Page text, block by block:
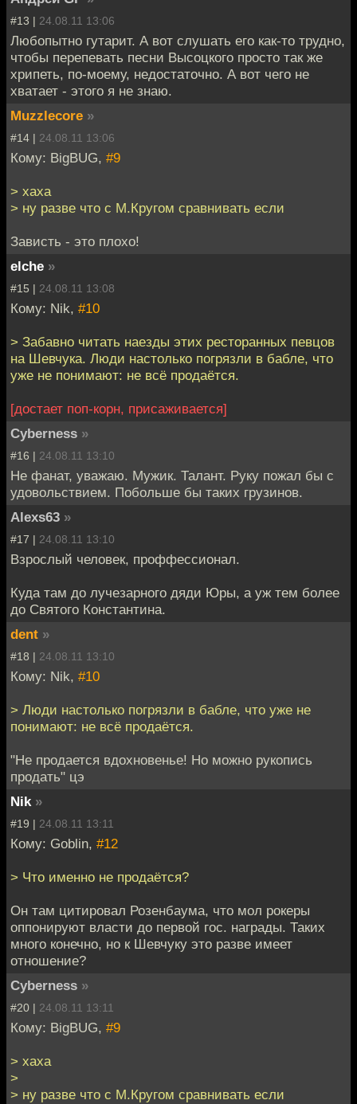
#13 | 24.08.11 13:06
Любопытно гутарит. А вот слушать его как-то трудно,
чтобы перепевать песни Высоцкого просто так же
хрипеть, по-моему, недостаточно. А вот чего не
хватает - этого я не знаю.
Muzzlecore »
#14 | 24.08.11 13:06
Кому: BigBUG, #9
> хаха
> ну разве что с М.Кругом сравнивать если
Зависть - это плохо!
elche »
#15 | 24.08.11 13:08
Кому: Nik, #10
> Забавно читать наезды этих ресторанных певцов
на Шевчука. Люди настолько погрязли в бабле, что
уже не понимают: не всё продаётся.
[достает поп-корн, присаживается]
Cyberness »
#16 | 24.08.11 13:10
Не фанат, уважаю. Мужик. Талант. Руку пожал бы с
удовольствием. Побольше бы таких грузинов.
Alexs63 »
#17 | 24.08.11 13:10
Взрослый человек, проффессионал.
Куда там до лучезарного дяди Юры, а уж тем более
до Святого Константина.
dent »
#18 | 24.08.11 13:10
Кому: Nik, #10
> Люди настолько погрязли в бабле, что уже не
понимают: не всё продаётся.
"Не продается вдохновенье! Но можно рукопись
продать" цэ
Nik »
#19 | 24.08.11 13:11
Кому: Goblin, #12
> Что именно не продаётся?
Он там цитировал Розенбаума, что мол рокеры
оппонируют власти до первой гос. награды. Таких
много конечно, но к Шевчуку это разве имеет
отношение?
Cyberness »
#20 | 24.08.11 13:11
Кому: BigBUG, #9
> хаха
>
> ну разве что с М.Кругом сравнивать если